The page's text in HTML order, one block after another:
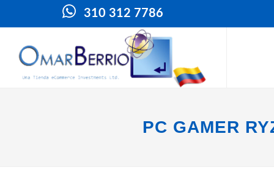
310 312 7786
PC GAMER